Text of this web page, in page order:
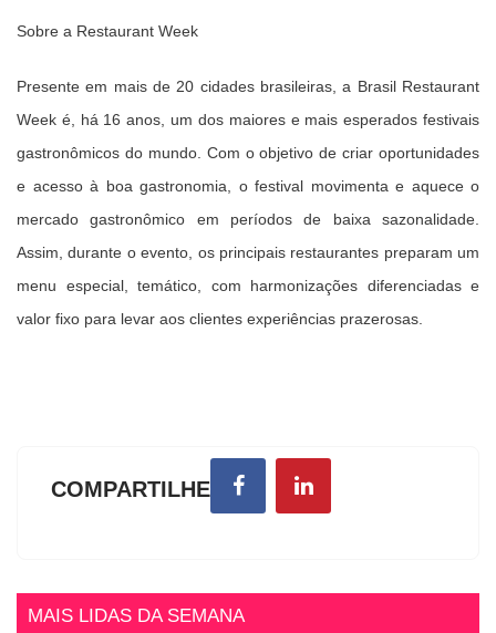
Sobre a Restaurant Week
Presente em mais de 20 cidades brasileiras, a Brasil Restaurant
Week é, há 16 anos, um dos maiores e mais esperados festivais
gastronômicos do mundo. Com o objetivo de criar oportunidades
e acesso à boa gastronomia, o festival movimenta e aquece o
mercado gastronômico em períodos de baixa sazonalidade.
Assim, durante o evento, os principais restaurantes preparam um
menu especial, temático, com harmonizações diferenciadas e
valor fixo para levar aos clientes experiências prazerosas.
COMPARTILHE
MAIS LIDAS DA SEMANA